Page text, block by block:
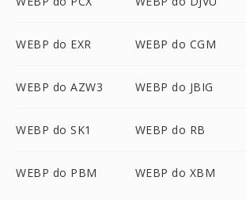
WEBP do EXR WEBP do CGM
WEBP do AZW3 WEBP do JBIG
WEBP do SK1 WEBP do RB
WEBP do PBM WEBP do XBM